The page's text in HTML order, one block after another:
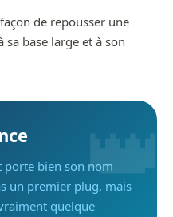
de repousser une
base large et à son
👑
porte bien son nom
un premier plug, mais
quelque